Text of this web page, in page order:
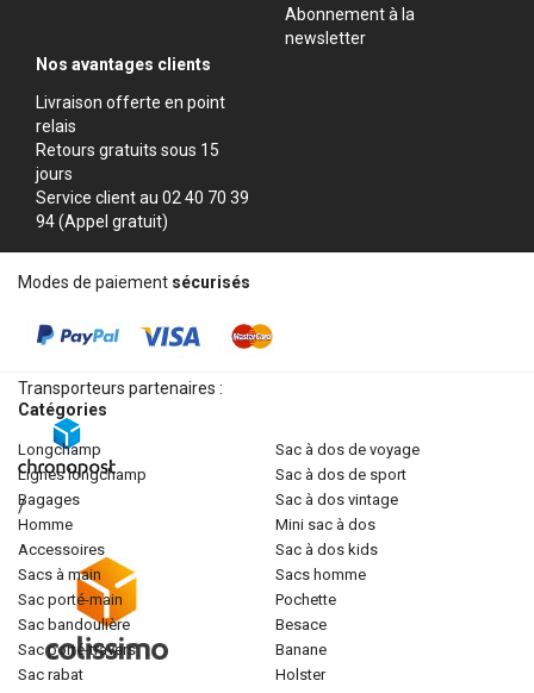
Abonnement à la
newsletter
Nos avantages clients
Livraison offerte en point
relais
Retours gratuits sous 15
jours
Service client au 02 40 70 39
94 (Appel gratuit)
Modes de paiement sécurisés
Transporteurs partenaires :
/
Catégories
longchamp
lignes longchamp
bagages
homme
accessoires
sacs à main
sac porté-main
sac bandoulière
sac porté-travers
sac rabat
sac à dos de voyage
sac à dos de sport
sac à dos vintage
mini sac à dos
sac à dos kids
sacs homme
pochette
besace
banane
holster